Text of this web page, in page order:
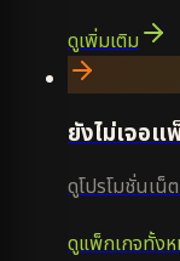
ดูเพิ่มเติม
ยังไม่เจอแ
ดูโปรโมชั่นเน็
ดูแพ็กเกจทั้ง